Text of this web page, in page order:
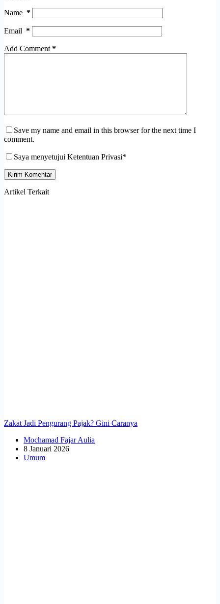
Name *
Email *
Add Comment *
Save my name and email in this browser for the next time I
comment.
Saya menyetujui Ketentuan Privasi*
Kirim Komentar
Artikel Terkait
Zakat Jadi Pengurang Pajak? Gini Caranya
Mochamad Fajar Aulia
8 Januari 2026
Umum